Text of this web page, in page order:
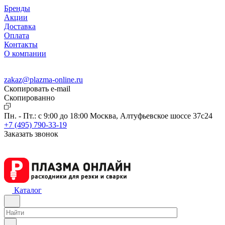
Бренды
Акции
Доставка
Оплата
Контакты
О компании
zakaz@plazma-online.ru
Скопировать e-mail
Cкопированно
Пн. - Пт.: с 9:00 до 18:00 Москва, Алтуфьевское шоссе 37с24
+7 (495) 790-33-19
Заказать звонок
Каталог